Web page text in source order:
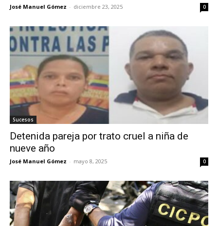
José Manuel Gómez - diciembre 23, 2025 0
Sucesos
Detenida pareja por trato cruel a niña de
nueve año
José Manuel Gómez - mayo 8, 2025 0